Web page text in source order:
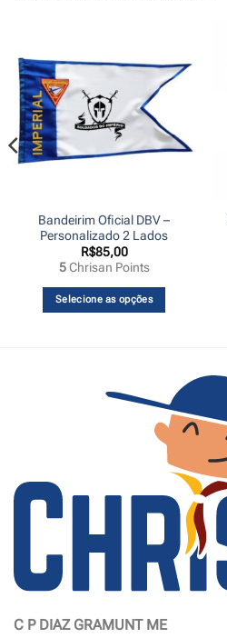
Bandeirim Oficial DBV –
Personalizado 2 Lados
R$85,00
5Chrisan Points
Selecione as opções
C P DIAZ GRAMUNT ME